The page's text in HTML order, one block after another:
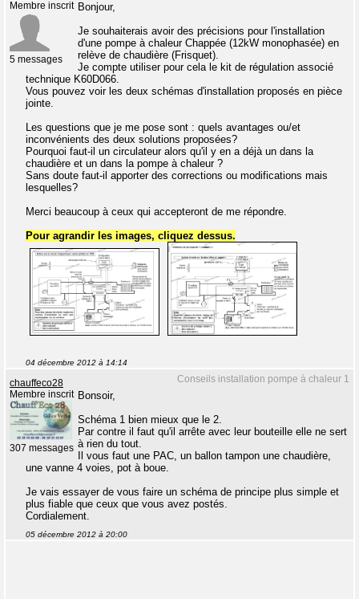
Membre inscrit
5 messages
Bonjour,
Je souhaiterais avoir des précisions pour l'installation
d'une pompe à chaleur Chappée (12kW monophasée) en
relève de chaudière (Frisquet).
Je compte utiliser pour cela le kit de régulation associé
technique K60D066.
Vous pouvez voir les deux schémas d'installation proposés en pièce
jointe.
Les questions que je me pose sont : quels avantages ou/et
inconvénients des deux solutions proposées?
Pourquoi faut-il un circulateur alors qu'il y en a déjà un dans la
chaudière et un dans la pompe à chaleur ?
Sans doute faut-il apporter des corrections ou modifications mais
lesquelles?
Merci beaucoup à ceux qui accepteront de me répondre.
Pour agrandir les images, cliquez dessus.
04 décembre 2012 à 14:14
Conseils installation pompe à chaleur 1
chauffeco28
Membre inscrit
307 messages
Bonsoir,
Schéma 1 bien mieux que le 2.
Par contre il faut qu'il arrête avec leur bouteille elle ne sert
à rien du tout.
Il vous faut une PAC, un ballon tampon une chaudière,
une vanne 4 voies, pot à boue.
Je vais essayer de vous faire un schéma de principe plus simple et
plus fiable que ceux que vous avez postés.
Cordialement.
05 décembre 2012 à 20:00